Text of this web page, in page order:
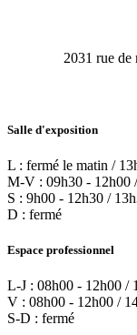
2031 rue
Salle d'exposition
L : fermé le matin /
M-V : 09h30 - 12h00
S : 9h00 - 12h30 /
D : fermé
Espace professionnel
L-J : 08h00 - 12h00 /
V : 08h00 - 12h00 /
S-D : fermé